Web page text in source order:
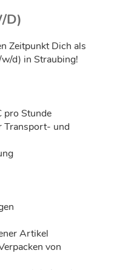
D)
Zeitpunkt Dich als
d) in Straubing!
pro Stunde
Transport- und
Artikel
von